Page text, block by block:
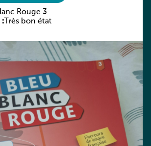
Rouge 3
:Très bon état